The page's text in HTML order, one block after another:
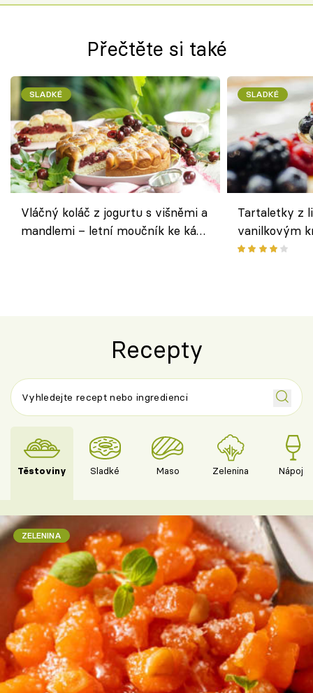
Přečtěte si také
SLADKÉ
Vláčný koláč z jogurtu s višněmi a
mandlemi – letní moučník ke kávě
SLADKÉ
Tartaletky z
vanilkovým
ovocem
Recepty
Těstoviny Sladké Maso Zelenina Nápoje
ZELENINA